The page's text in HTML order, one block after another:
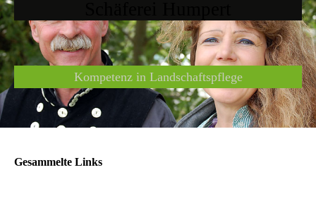
Kompetenz in Landschaftspflege
Gesammelte Links